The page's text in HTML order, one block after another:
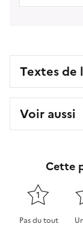
Textes de
Voir aussi
Cette
1
Pas du tout